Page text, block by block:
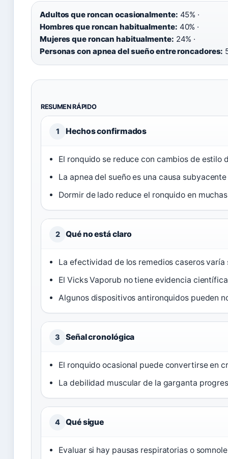
Adultos que roncan ocasionalmente: 45% ·
Hombres que roncan habitualmente: 40% ·
Mujeres que roncan habitualmente: 24% ·
Personas con apnea del sueño entre roncadores:
RESUMEN RÁPIDO
1 Hechos confirmados
El ronquido se reduce con cambios de estilo
La apnea del sueño es una causa
Dormir de lado reduce el ronquido en
2 Qué no está claro
La efectividad de los remedios caseros varía
El Vicks Vaporub no tiene evidencia
Algunos dispositivos antironquidos pueden
3 Señal cronológica
El ronquido ocasional puede convertirse en
La debilidad muscular de la garganta
4 Qué sigue
Evaluar si hay pausas respiratorias o